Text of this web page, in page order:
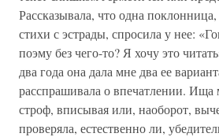
Рассказывала, что одна
стихи с эстрады, спросила у нее:
поэму без чего-то? Я хочу это
два года она дала мне два ее
расспрашивала о впечатлении. Ища
строф, вписывая или, наоборот,
проверяла, естественно ли,